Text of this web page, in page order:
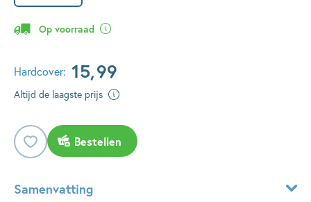
Op voorraad
Hardcover: 15,99
Altijd de laagste prijs
Bestellen
Samenvatting